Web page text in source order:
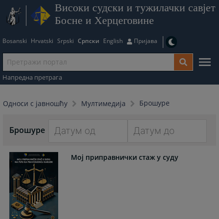
Високи судски и тужилачки савјет
Босне и Херцеговине
Bosanski Hrvatski Srpski Српски English Пријава
Напредна претрага
Односи с јавношћу Мултимедија Брошуре
Брошуре
forward
interact
with
the
calendar
forward
Мој приправнички стаж у суду